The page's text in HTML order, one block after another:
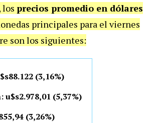
los precios promedio en dólares
principales para el viernes
son los siguientes:
(3,16%)
u$s2.978,01 (5,37%)
(3,26%)